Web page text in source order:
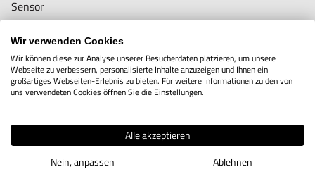
Abmessungen: 11,4cm (L) x 3,3cm (T)
Gewicht: 111g
Kabellänge: 1,8m
Besonderes Merkmal: Flexible LED-Steuerung (FLC)
Messung: Ja
Kalibrierung: Ja
Sensor
Auflösung: 1,3 Megapixel (1280x1024)
Maximale Bildrate: 30 fps
Schnittstelle: USB 2.0
Betriebssysteme: Windows 7, 8, 10 or 11, MacOS 10.12 und
Wir verwenden Cookies
Wir können diese zur Analyse unserer Besucherdaten platzieren, um unsere
Webseite zu verbessern, personalisierte Inhalte anzuzeigen und Ihnen ein
großartiges Webseiten-Erlebnis zu bieten. Für weitere Informationen zu den von
uns verwendeten Cookies öffnen Sie die Einstellungen.
Alle akzeptieren
Nein, anpassen
Ablehnen